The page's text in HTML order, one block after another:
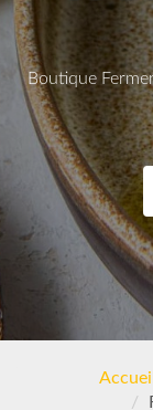
Boutique
Accueil